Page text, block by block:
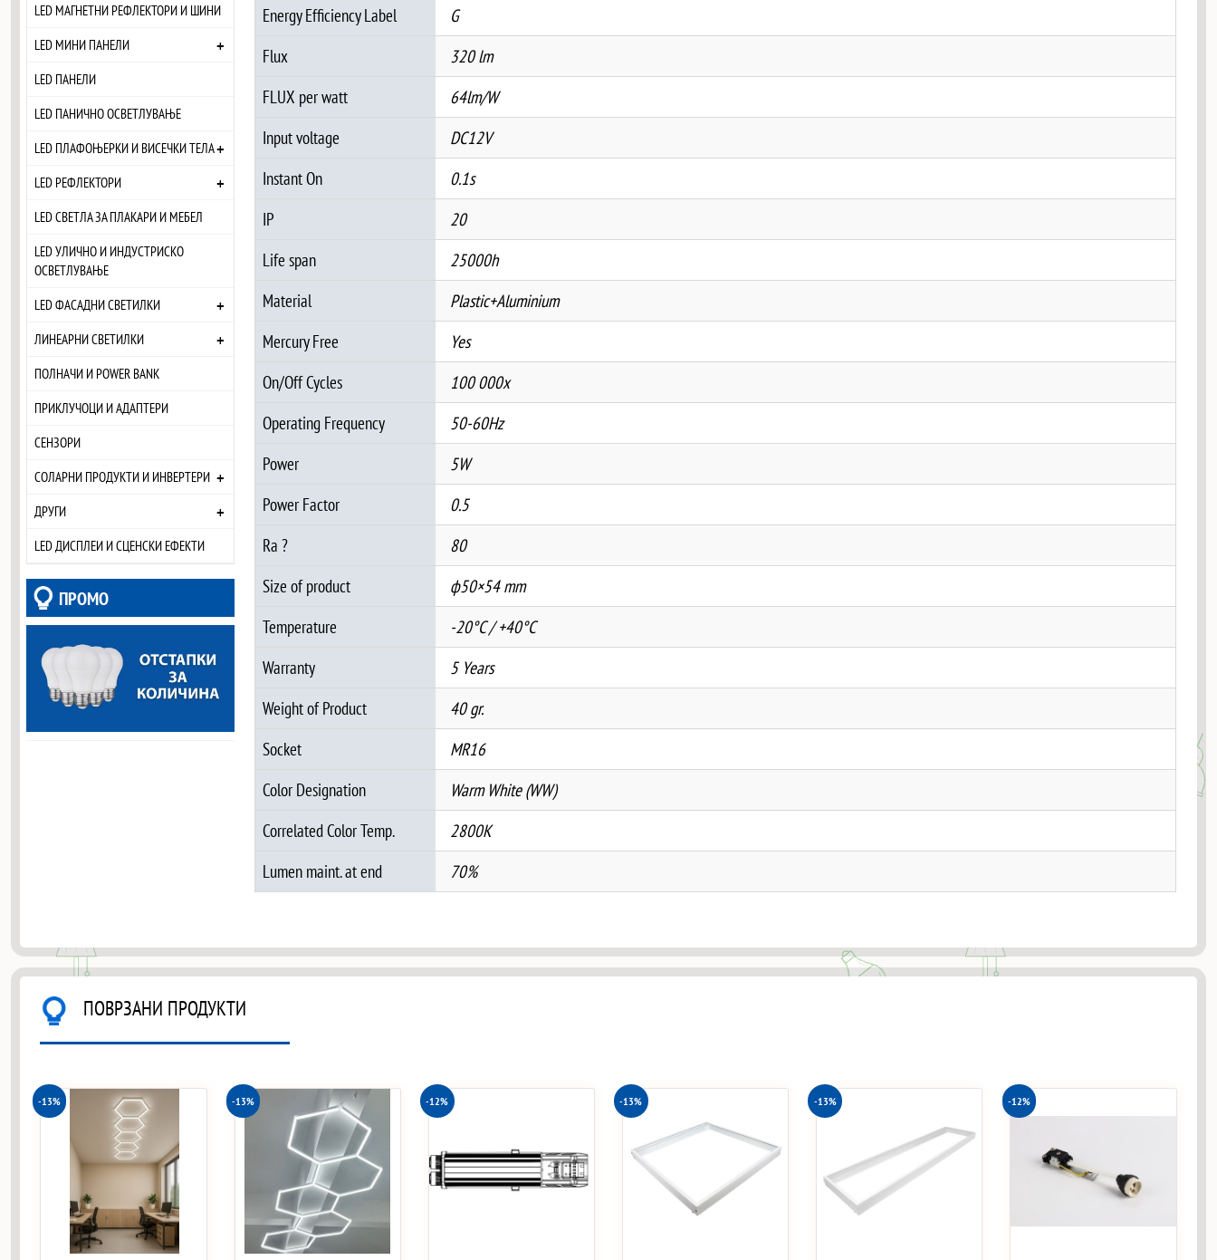
LED МАГНЕТНИ РЕФЛЕКТОРИ И ШИНИ
LED МИНИ ПАНЕЛИ
+
LED ПАНЕЛИ
LED ПАНИЧНО ОСВЕТЛУВАЊЕ
LED ПЛАФОЊЕРКИ И ВИСЕЧКИ ТЕЛА+
LED РЕФЛЕКТОРИ +
LED СВЕТЛА ЗА ПЛАКАРИ И МЕБЕЛ
LED УЛИЧНО И ИНДУСТРИСКО
ОСВЕТЛУВАЊЕ
LED ФАСАДНИ СВЕТИЛКИ
+
ЛИНЕАРНИ СВЕТИЛКИ +
ПОЛНАЧИ И POWER BANK
ПРИКЛУЧОЦИ И АДАПТЕРИ
СЕНЗОРИ
СОЛАРНИ ПРОДУКТИ И ИНВЕРТЕРИ +
ДРУГИ +
LED ДИСПЛЕИ И СЦЕНСКИ ЕФЕКТИ
ПРОМО
Energy Efficiency Label
G
Flux
320 lm
FLUX per watt
64lm/W
Input voltage
DC12V
Instant On
0.1s
IP
20
Life span
25000h
Material
Plastic+Aluminium
Mercury Free
Yes
On/Off Cycles
100 000x
Operating Frequency
50-60Hz
Power
5W
Power Factor
0.5
Ra ?
80
Size of product
ф50×54 mm
Temperature
-20°C / +40°C
Warranty
5 Years
Weight of Product
40 gr.
Socket
MR16
Color Designation
Warm White (WW)
Correlated Color Temp.
2800K
Lumen maint. at end
70%
ПОВРЗАНИ ПРОДУКТИ
-13% -13% -12% -13% -13% -12%